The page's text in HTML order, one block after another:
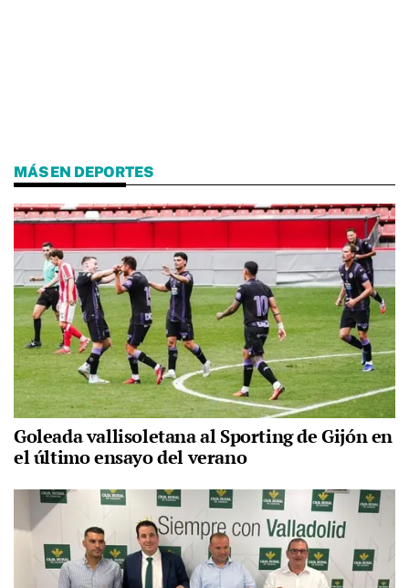
MÁS EN DEPORTES
Goleada vallisoletana al Sporting de Gijón en
el último ensayo del verano